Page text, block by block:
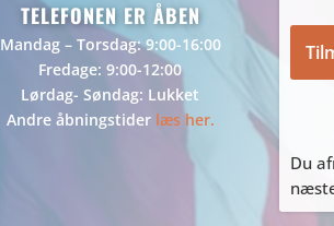
TELEFONEN ER ÅBEN
Mandag – Torsdag: 9:00-16:00
Fredage: 9:00-12:00
Lørdag- Søndag: Lukket
Andre åbningstider læs her.
Du